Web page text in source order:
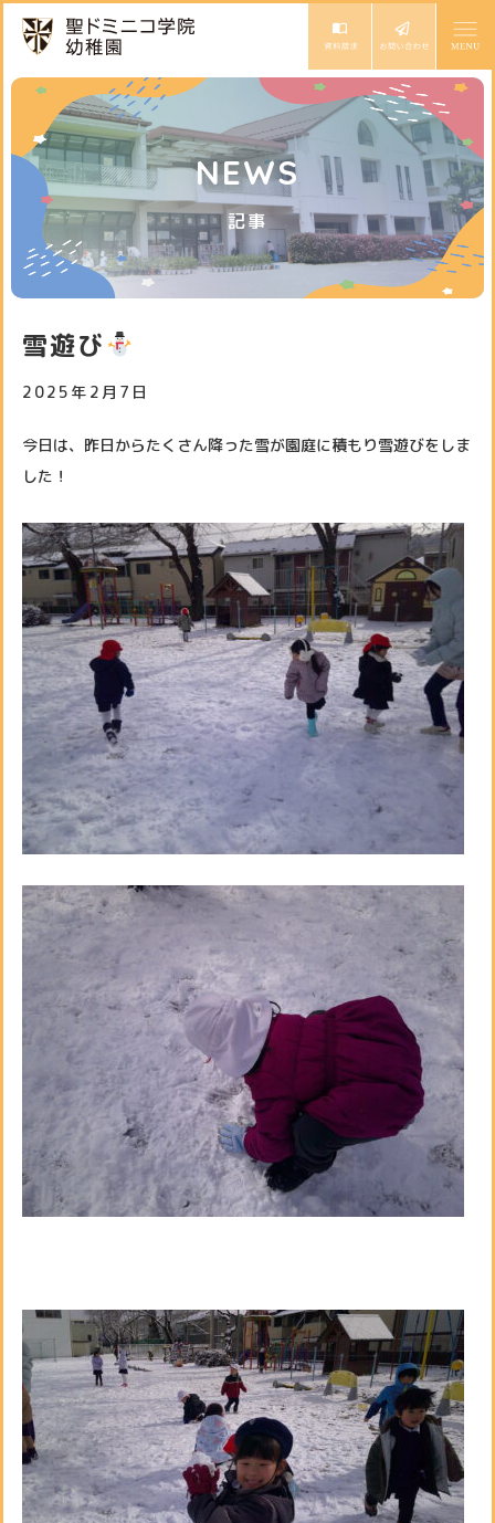
ドミニコの魅力
園長ごあいさつ
教育方針と沿革
保育の特色
モンテッソーリ教育
専門講師によるカリキュラム
幼稚園での生活
年間行事
入園案内
入園説明会・イベント
未就園児体験教室
サイトマップ
アクセス
スクールバス
NEWS
記事
雪遊び
2025年2月7日
今日は、昨日からたくさん降った雪が園庭に積もり雪遊びをしま
した！